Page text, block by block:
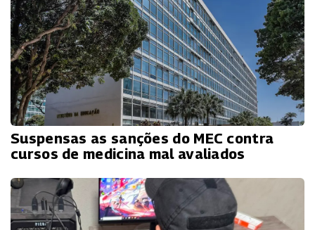
Suspensas as sanções do MEC contra
cursos de medicina mal avaliados